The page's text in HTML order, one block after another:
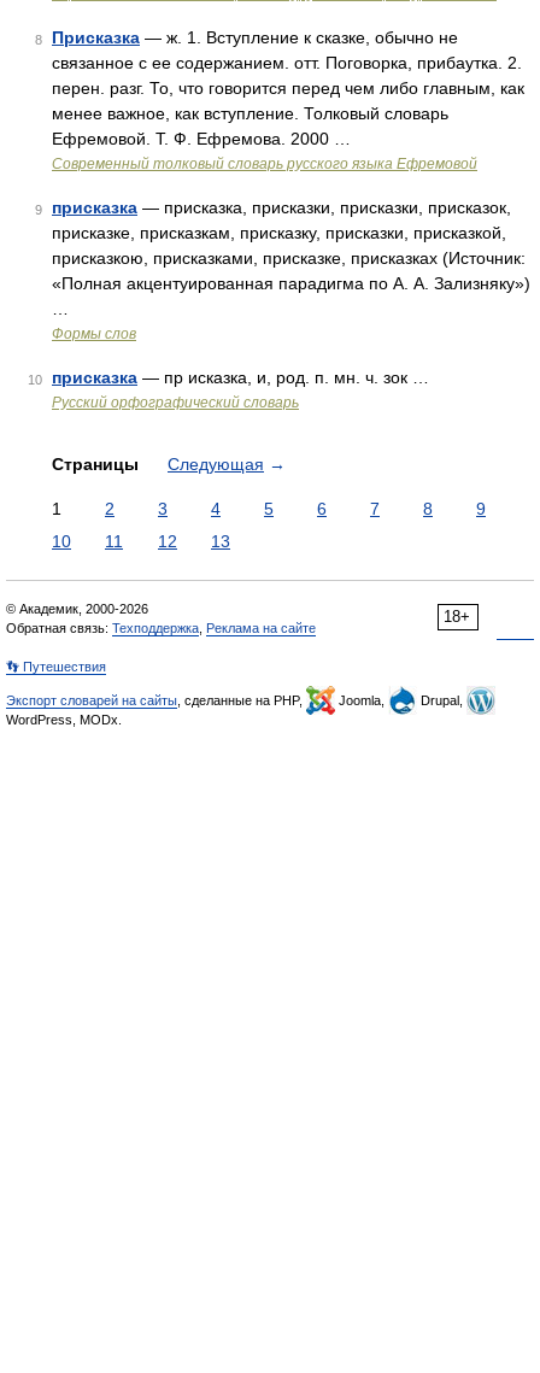
8 Присказка — ж. 1. Вступление к сказке, обычно не
связанное с ее содержанием. отт. Поговорка, прибаутка. 2.
перен. разг. То, что говорится перед чем либо главным, как
менее важное, как вступление. Толковый словарь
Ефремовой. Т. Ф. Ефремова. 2000 …
Современный толковый словарь русского языка Ефремовой
9 присказка — присказка, присказки, присказки, присказок,
присказке, присказкам, присказку, присказки, присказкой,
присказкою, присказками, присказке, присказках (Источник:
«Полная акцентуированная парадигма по А. А. Зализняку»)
Формы слов
10 присказка — пр исказка, и, род. п. мн. ч. зок …
Русский орфографический словарь
Страницы Следующая →
1 2 3 4 5 6 7 8
9
10
11 12 13
18+
© Академик, 2000-2026
Обратная связь: Техподдержка Реклама на сайте
👣 Путешествия
Экспорт словарей на сайты , сделанные на PHP, Joomla,
Drupal,
WordPress, MODx.